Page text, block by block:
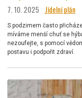
7. 10. 2025 Jídelní plán
S podzimem často
míváme menší chuť se
nezoufejte, s pomocí
postavu i podpořit zdraví.